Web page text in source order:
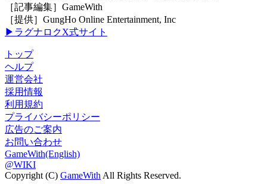
［記事編集］GameWith
［提供］GungHo Online Entertainment, Inc
▶ラグナロクX式サイト
トップ
ヘルプ
運営会社
採用情報
利用規約
プライバシーポリシー
広告のご案内
お問い合わせ
GameWith(English)
@WIKI
Copyright (C) GameWith All Rights Reserved.